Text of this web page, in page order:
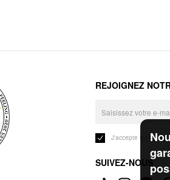
REJOIGNEZ
J'accepte les
SUIVEZ-NOUS